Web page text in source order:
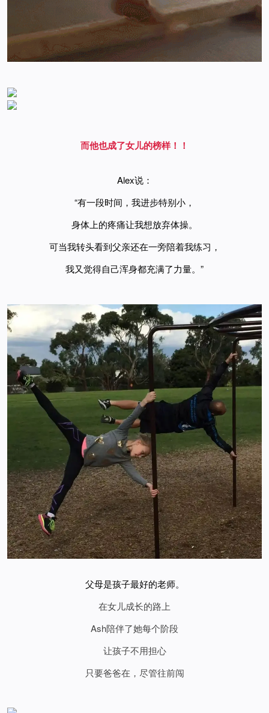
而他也成了女儿的榜样！！
Alex说：
“有一段时间，我进步特别小，
身体上的疼痛让我想放弃体操。
可当我转头看到父亲还在一旁陪着我练习，
我又觉得自己浑身都充满了力量。”
父母是孩子最好的老师。
在女儿成长的路上
Ash陪伴了她每个阶段
让孩子不用担心
只要爸爸在，尽管往前闯